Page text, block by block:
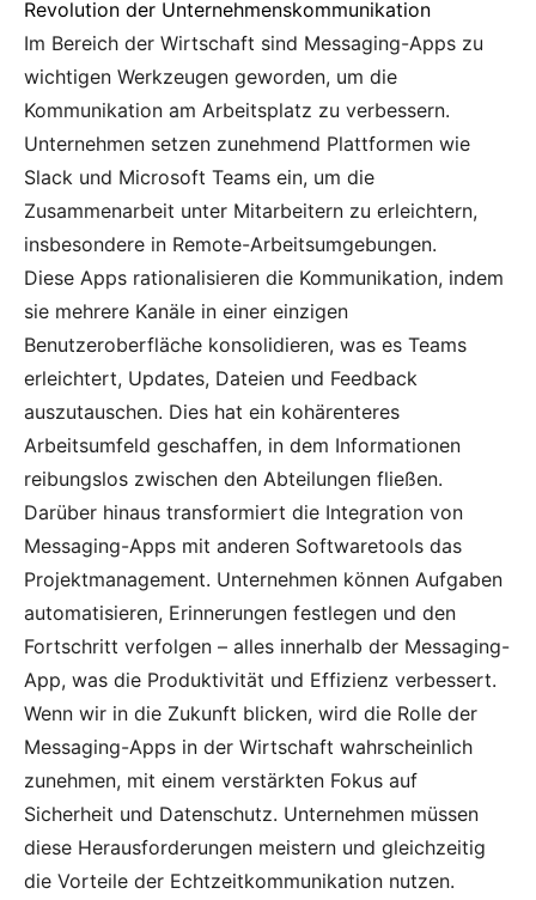
Revolution der Unternehmenskommunikation
Im Bereich der Wirtschaft sind Messaging-Apps zu
wichtigen Werkzeugen geworden, um die
Kommunikation am Arbeitsplatz zu verbessern.
Unternehmen setzen zunehmend Plattformen wie
Slack und Microsoft Teams ein, um die
Zusammenarbeit unter Mitarbeitern zu erleichtern,
insbesondere in Remote-Arbeitsumgebungen.
Diese Apps rationalisieren die Kommunikation, indem
sie mehrere Kanäle in einer einzigen
Benutzeroberfläche konsolidieren, was es Teams
erleichtert, Updates, Dateien und Feedback
auszutauschen. Dies hat ein kohärenteres
Arbeitsumfeld geschaffen, in dem Informationen
reibungslos zwischen den Abteilungen fließen.
Darüber hinaus transformiert die Integration von
Messaging-Apps mit anderen Softwaretools das
Projektmanagement. Unternehmen können Aufgaben
automatisieren, Erinnerungen festlegen und den
Fortschritt verfolgen – alles innerhalb der Messaging-
App, was die Produktivität und Effizienz verbessert.
Wenn wir in die Zukunft blicken, wird die Rolle der
Messaging-Apps in der Wirtschaft wahrscheinlich
zunehmen, mit einem verstärkten Fokus auf
Sicherheit und Datenschutz. Unternehmen müssen
diese Herausforderungen meistern und gleichzeitig
die Vorteile der Echtzeitkommunikation nutzen.